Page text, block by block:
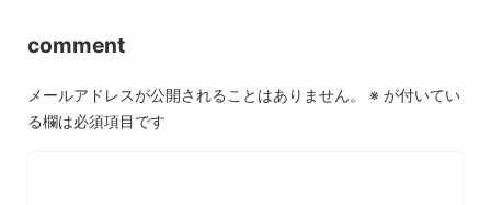
comment
メールアドレスが公開されることはありません。 ※ が付いてい
る欄は必須項目です